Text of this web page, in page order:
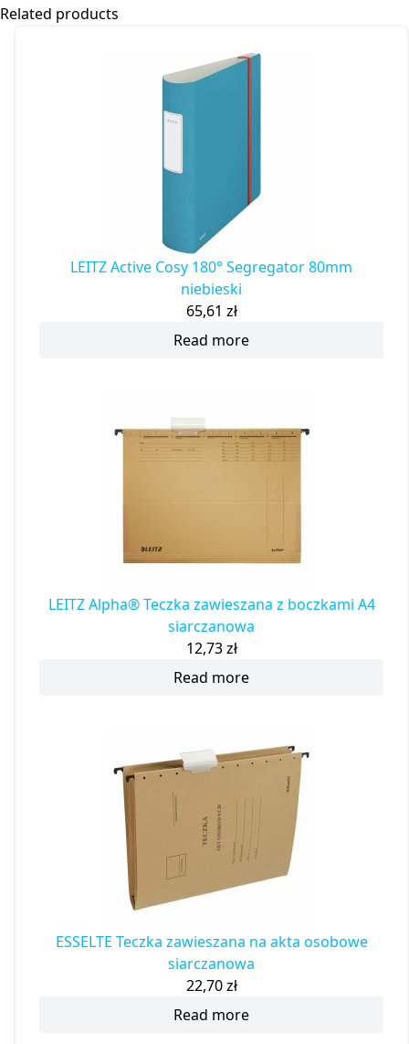
Related products
LEITZ Active Cosy 180° Segregator 80mm
niebieski
65,61 zł
Read more
LEITZ Alpha® Teczka zawieszana z boczkami A4
siarczanowa
12,73zł
Read more
ESSELTE Teczka zawieszana na akta osobowe
siarczanowa
22,70zł
Read more